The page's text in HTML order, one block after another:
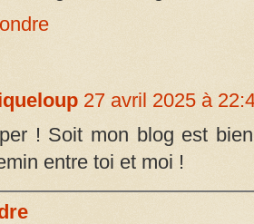
27 avril 2025 à
! Soit mon blog est
entre toi et moi !